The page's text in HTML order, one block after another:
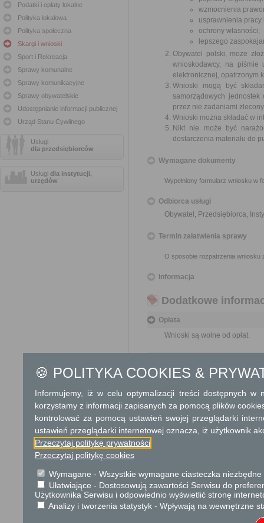
Podatki i opłaty lokalne
Polityka lokalowa
Polityka społeczna
Skargi i wnioski
Sport i Rekreacja
Sprawy komunalne
Sprawy komunikacyjne
Sprawy obywatelskie
Udostępnianie informacji publicznej
Urząd Stanu Cywilnego
Usługi
dla przedsiębiorców
Usługi dla instytucji,
urzędów
wzmocnienia
usprawnienia
ochrony własności;
lepszego
Obywatel polski, może
wnioskodawcy, na piśmie
elektronicznej, opatrzonym
Wnioski mogą być
samorządowych
przez nie zadaniami
Wnioski można składać w
Nikt nie może być
dostarczenia materiału do
Wymagane dokumenty
Wypełniony formularz wniosku w
Odbiorca usługi
Obywatel, Przedsiębiorca,
Termin załatwienia sprawy
O sposobie rozpatrzenia wniosku
Informacja
Dodatkowe
Opłata
Wnioski są wolne od opłat.
Brak
Skargi i wnioski
Przedmiotem skargi może być
naruszenie praworządności lub
mogą być między innymi
Informacje dodatkowe
Organy państwowe, organy
załatwiają wnioski w ramach
🍪 POLITYKA COOKIES &
Informujemy, iż w celu optymalizacji treści dostępnych w
korzystamy z informacji zapisanych za pomocą plików
kontrolować za pomocą ustawień swojej przeglądarki
ustawień przeglądarki internetowej oznacza, iż użytkownik
Przeczytaj politykę prywatności
Przeczytaj politykę cookies
Wymagane - Wszystkie wymagane ciasteczka
Ułatwiające - Dostosowują zawartości Serwisu do
Użytkownika Serwisu i odpowiednio wyświetlić stronę
Analizy i tworzenia statystyk - Wpływają na wewnętrzne